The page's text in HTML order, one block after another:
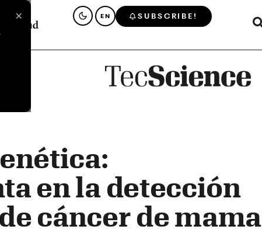
× EN SUBSCRIBE!
en la detección
cáncer de mama